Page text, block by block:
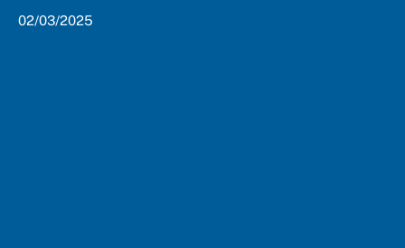
02/03/2025